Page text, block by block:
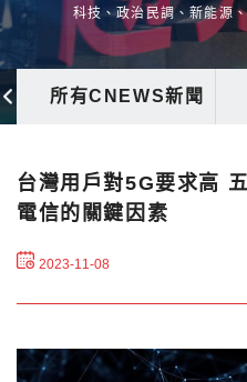
科技、政治民調、新能源
所有CNEWS新聞
台灣用戶對5G要求高
電信的關鍵因素
2023-11-08